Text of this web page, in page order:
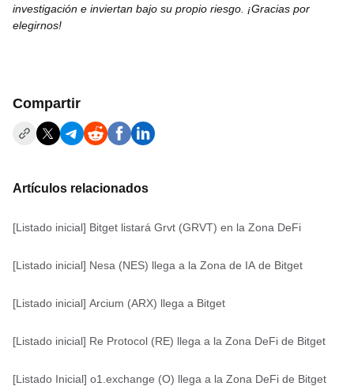
investigación e inviertan bajo su propio riesgo. ¡Gracias por
elegirnos!
Compartir
Artículos relacionados
[Listado inicial] Bitget listará Grvt (GRVT) en la Zona DeFi
[Listado inicial] Nesa (NES) llega a la Zona de IA de Bitget
[Listado inicial] Arcium (ARX) llega a Bitget
[Listado inicial] Re Protocol (RE) llega a la Zona DeFi de Bitget
[Listado Inicial] o1.exchange (O) llega a la Zona DeFi de Bitget